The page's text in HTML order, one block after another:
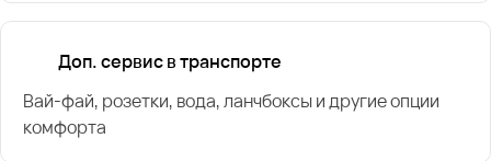
Доп. сервис в транспорте
Вай-фай, розетки, вода, ланчбоксы и другие опции
комфорта